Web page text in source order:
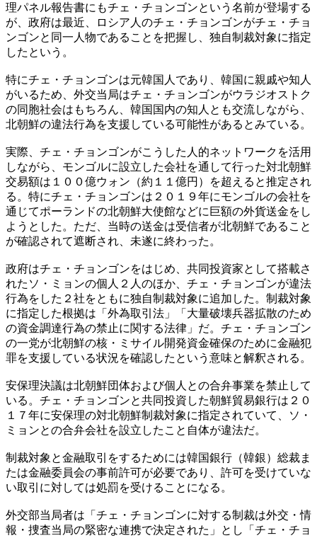
理パネル報告書にもチェ・チョンゴンという名前が登場する
が、政府は最近、ロシア人のチェ・チョンゴンがチェ・チョ
ンゴンと同一人物であることを把握し、独自制裁対象に指定
したという。
特にチェ・チョンゴンは元韓国人であり、韓国に親戚や知人
がいるため、外交当局はチェ・チョンゴンがウラジオストク
の同胞社会はもちろん、韓国国内の知人とも交流しながら、
北朝鮮の違法行為を支援している可能性があるとみている。
実際、チェ・チョンゴンがこうした人的ネットワークを活用
しながら、モンゴルに設立した会社を通して行った対北朝鮮
交易額は１００億ウォン（約１１億円）を超えると推定され
る。特にチェ・チョンゴンは２０１９年にモンゴルの会社を
通じてポーランドの北朝鮮大使館などに巨額の外貨送金をし
ようとした。ただ、当時の送金は受信者が北朝鮮であること
が確認されて遮断され、未遂に終わった。
政府はチェ・チョンゴンをはじめ、共同投資家として搭載さ
れたソ・ミョンの個人２人のほか、チェ・チョンゴンが違法
行為をした２社をともに独自制裁対象に追加した。制裁対象
に指定した根拠は「外為取引法」「大量破壊兵器拡散のため
の資金調達行為の禁止に関する法律」だ。チェ・チョンゴン
の一党が北朝鮮の核・ミサイル開発資金確保のために金融犯
罪を支援している状況を確認したという意味と解釈される。
安保理決議は北朝鮮団体および個人との合弁事業を禁止して
いる。チェ・チョンゴンと共同投資した朝鮮貿易銀行は２０
１７年に安保理の対北朝鮮制裁対象に指定されていて、ソ・
ミョンとの合弁会社を設立したこと自体が違法だ。
制裁対象と金融取引をするためには韓国銀行（韓銀）総裁ま
たは金融委員会の事前許可が必要であり、許可を受けていな
い取引に対しては処罰を受けることになる。
外交部当局者は「チェ・チョンゴンに対する制裁は外交・情
報・捜査当局の緊密な連携で決定された」とし「チェ・チョ